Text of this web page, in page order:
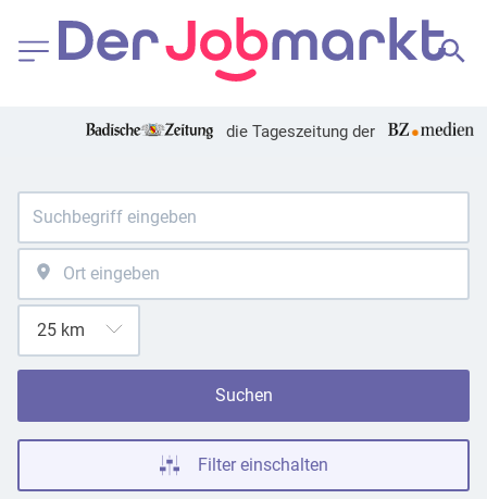
die Tageszeitung der
Suchen
Filter einschalten